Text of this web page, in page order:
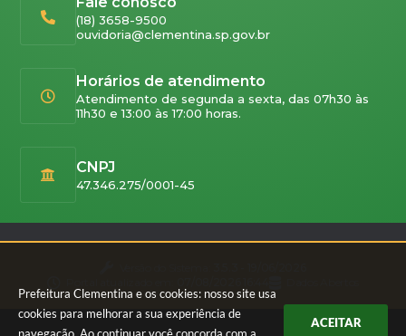
Prefeitura Clementina e os cookies: nosso site usa
cookies para melhorar a sua experiência de
ACEITAR
(18) 3658-9500
ouvidoria@clementina.sp.gov.br
Horários de atendimento
Atendimento de segunda a sexta, das 07h30 às
11h30 e 13:00 às 17:00 horas.
CNPJ
47.346.275/0001-45